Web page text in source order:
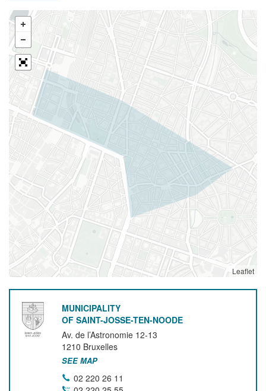
Leaflet
MUNICIPALITY
OF SAINT-JOSSE-TEN-NOODE
Av. de l’Astronomie 12-13
1210 Bruxelles
SEE MAP
02 220 26 11